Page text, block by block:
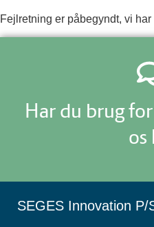
Fejlretning er påbegyndt, vi
Har du brug
os
SEGES Innovation P/